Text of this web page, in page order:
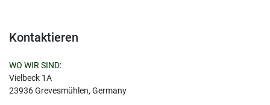
Kontaktieren
WO WIR SIND:
Vielbeck 1A
23936 Grevesmühlen, Germany